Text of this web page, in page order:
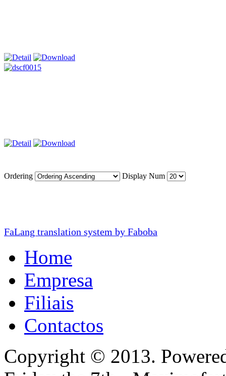
Ordering Display Num
FaLang translation system by Faboba
Home
Empresa
Filiais
Contactos
Copyright © 2013.